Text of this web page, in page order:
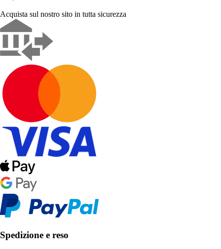
Acquista sul nostro sito in tutta sicurezza
Spedizione e reso